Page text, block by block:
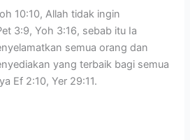
10:10, Allah tidak ingin
3:9, Yoh 3:16, sebab itu Ia
semua orang dan
yang terbaik bagi semua
Ef 2:10, Yer 29:11.